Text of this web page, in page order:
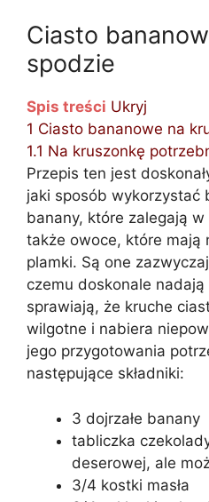
Ciasto
spodzie
Spis treści Ukryj
1 Ciasto bananowe na
1.1 Na kruszonkę
Przepis ten jest
jaki sposób wykorzystać
banany, które zalegają
także owoce, które mają
plamki. Są one
czemu doskonale
sprawiają, że kruche
wilgotne i nabiera
jego przygotowania
następujące składniki:
3 dojrzałe banany
tabliczka
deserowej, ale
3/4 kostki masła